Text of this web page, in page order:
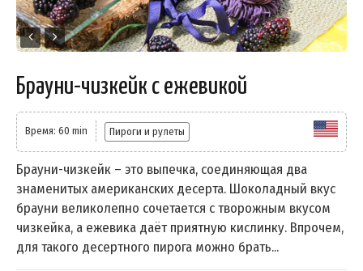
Брауни-чизкейк с ежевикой
Время: 60 min Пироги и рулеты
Брауни-чизкейк – это выпечка, соединяющая два
знаменитых американских десерта. Шоколадный вкус
брауни великолепно сочетается с творожным вкусом
чизкейка, а ежевика даёт приятную кислинку. Впрочем,
для такого десертного пирога можно брать...